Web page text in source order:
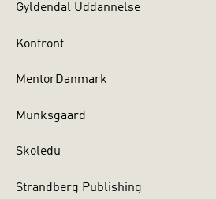
Gyldendal Uddannelse
Konfront
MentorDanmark
Munksgaard
Skoledu
Strandberg Publishing